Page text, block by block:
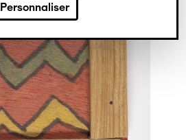
Personnaliser